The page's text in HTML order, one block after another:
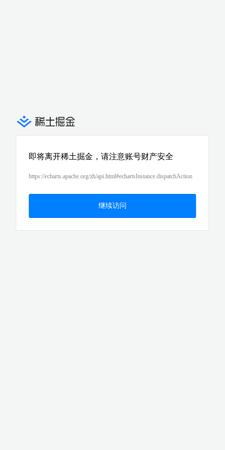
即将离开稀土掘金，请注意账号财产安全
https://echarts.apache.org/zh/api.html#echartsInstance.dispatchAction
继续访问